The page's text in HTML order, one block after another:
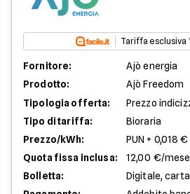
Tariffa esclusiva
Fornitore:
Ajò energia
Prodotto:
Ajò Freedom
Tipologia offerta:
Prezzo
Tipo di tariffa:
Bioraria
Prezzo/kWh:
PUN + 0,018 €
Quota fissa inclusa:
12,00 €/mese
Bolletta:
Digitale,